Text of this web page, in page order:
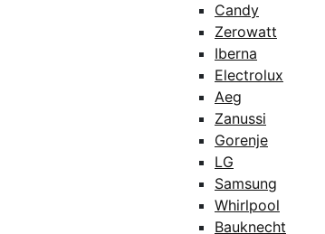
Candy
Zerowatt
Iberna
Electrolux
Aeg
Zanussi
Gorenje
LG
Samsung
Whirlpool
Bauknecht